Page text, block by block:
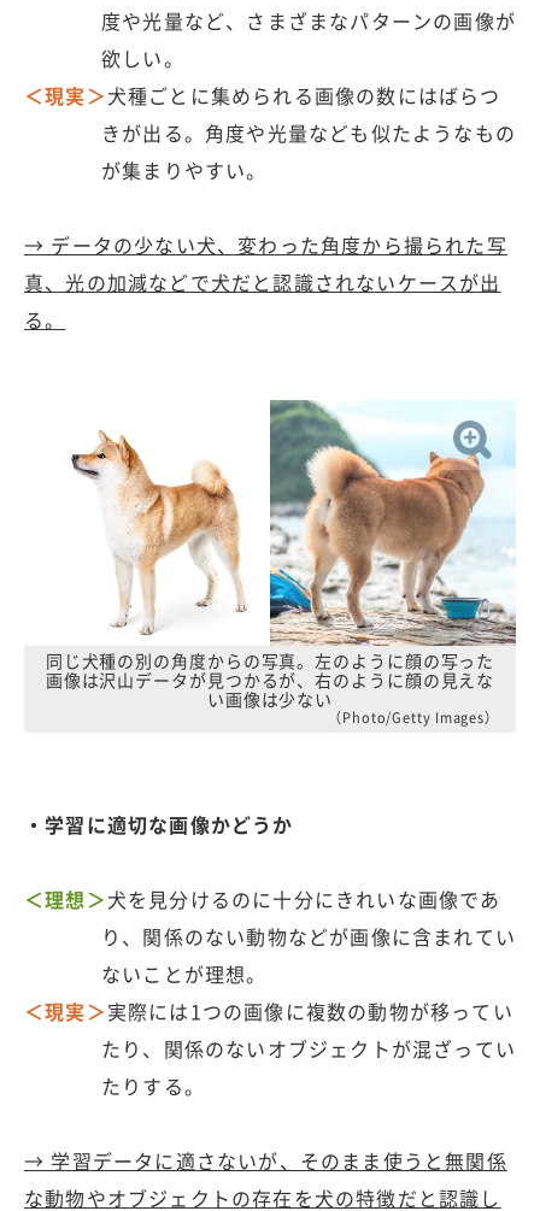
度や光量など、さまざまなパターンの画像が
欲しい。
＜現実＞犬種ごとに集められる画像の数にはばらつ
きが出る。角度や光量なども似たようなもの
が集まりやすい。
→ データの少ない犬、変わった角度から撮られた写
真、光の加減などで犬だと認識されないケースが出
る。
同じ犬種の別の角度からの写真。左のように顔の写った
画像は沢山データが見つかるが、右のように顔の見えな
い画像は少ない
（Photo/Getty Images）
・学習に適切な画像かどうか
＜理想＞犬を見分けるのに十分にきれいな画像であ
り、関係のない動物などが画像に含まれてい
ないことが理想。
＜現実＞実際には1つの画像に複数の動物が移ってい
たり、関係のないオブジェクトが混ざってい
たりする。
→ 学習データに適さないが、そのまま使うと無関係
な動物やオブジェクトの存在を犬の特徴だと認識し